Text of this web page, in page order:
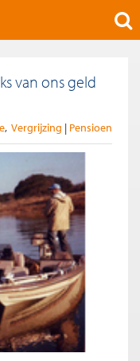
van ons geld
Vergrijzing Pensioen